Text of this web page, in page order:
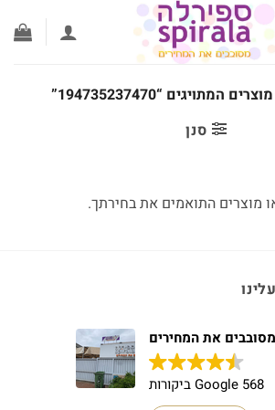
מוצרים המתויגים “194735237470”
סנן
מוצרים התואמים את בחירתך.
את המחירים
568 Google ביקורות